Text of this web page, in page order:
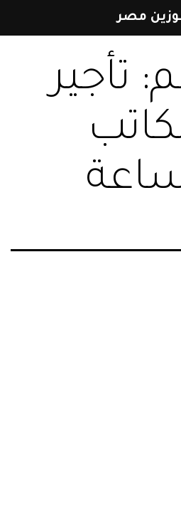
إلى
المحتوىتأجير
مصر